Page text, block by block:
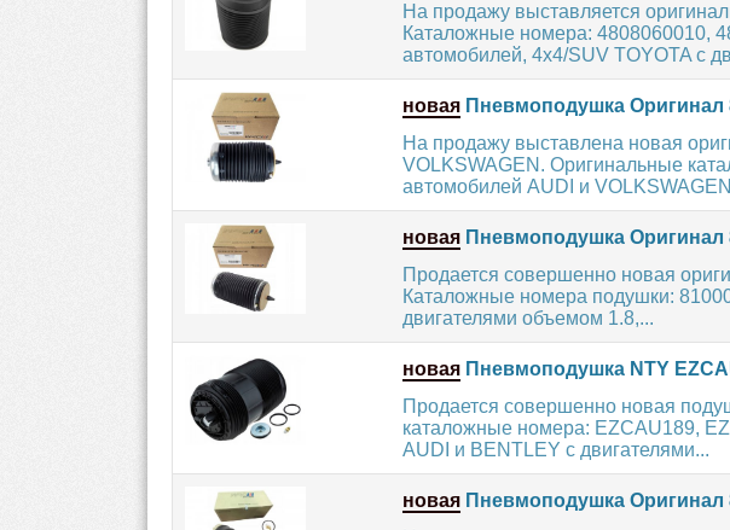
На продажу выставляется
Каталожные номера: 4808060010,
автомобилей, 4х4/SUV TOYOTA с
новая Пневмоподушка Оригинал
На продажу выставлена новая
VOLKSWAGEN. Оригинальные
автомобилей AUDI и
новая Пневмоподушка Оригинал
Продается совершенно новая
Каталожные номера подушки:
двигателями объемом 1.8,...
новая Пневмоподушка NTY
Продается совершенно новая
каталожные номера: EZCAU189,
AUDI и BENTLEY с двигателями...
новая Пневмоподушка Оригинал